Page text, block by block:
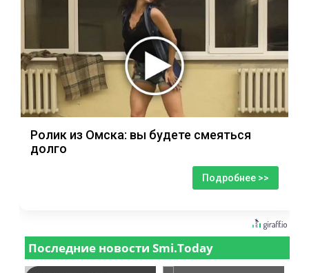
Ролик из Омска: вы будете смеяться
долго
Подробнее >>